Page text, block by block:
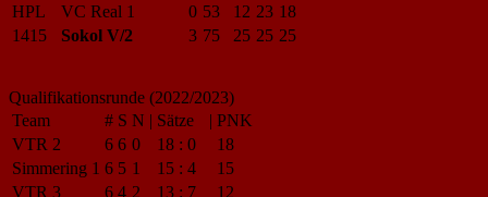
HPL
VC Real 1 0 53 12 23 18
1415
Sokol V/2 3 75 25 25 25
Qualifikationsrunde (2022/2023)
Team
# S N | Sätze | PNK
VTR 2
6 6 0 18 : 0
18
Simmering 1 6 5 1 15 : 4
15
VTR 3
6 4 2 13 : 7
12